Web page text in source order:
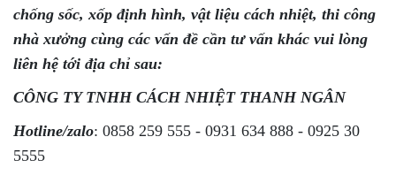
chống sốc, xốp định hình, vật liệu cách nhiệt, thi công
nhà xưởng cùng các vấn đề cần tư vấn khác vui lòng
liên hệ tới địa chỉ sau:
CÔNG TY TNHH CÁCH NHIỆT THANH NGÂN
Hotline/zalo: 0858 259 555 - 0931 634 888 - 0925 30
5555